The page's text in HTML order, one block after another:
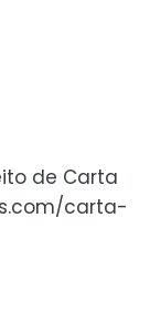
de Carta
carta-